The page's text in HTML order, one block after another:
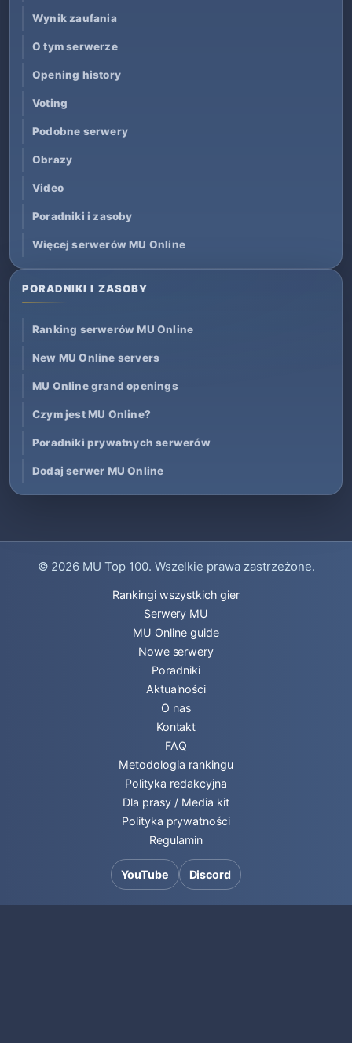
Wynik zaufania
O tym serwerze
Opening history
Voting
Podobne serwery
Obrazy
Video
Poradniki i zasoby
Więcej serwerów MU Online
PORADNIKI I ZASOBY
Ranking serwerów MU Online
New MU Online servers
MU Online grand openings
Czym jest MU Online?
Poradniki prywatnych serwerów
Dodaj serwer MU Online
© 2026 MU Top 100. Wszelkie prawa zastrzeżone.
Rankingi wszystkich gier
Serwery MU
MU Online guide
Nowe serwery
Poradniki
Aktualności
O nas
Kontakt
FAQ
Metodologia rankingu
Polityka redakcyjna
Dla prasy / Media kit
Polityka prywatności
Regulamin
YouTube Discord